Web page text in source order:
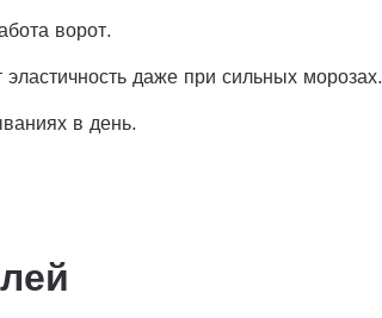
ворот.
даже при сильных морозах.
в день.